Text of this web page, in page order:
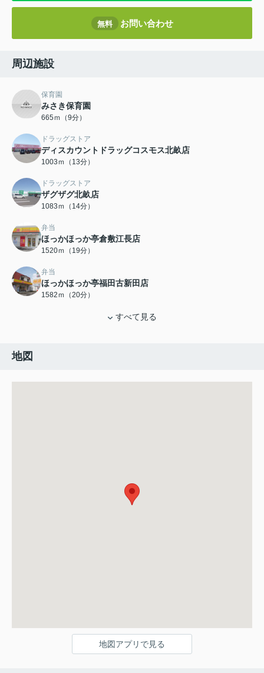
無料 お問い合わせ
周辺施設
保育園
みさき保育園
665ｍ（9分）
ドラッグストア
ディスカウントドラッグコスモス北畝店
1003ｍ（13分）
ドラッグストア
ザグザグ北畝店
1083ｍ（14分）
弁当
ほっかほっか亭倉敷江長店
1520ｍ（19分）
弁当
ほっかほっか亭福田古新田店
1582ｍ（20分）
すべて見る
地図
地図アプリで見る